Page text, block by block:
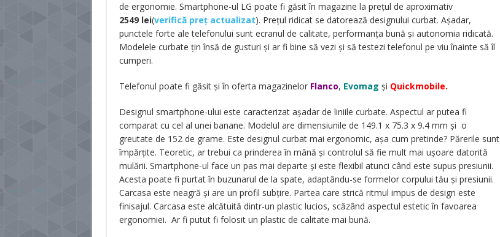
de ergonomie. Smartphone-ul LG poate fi găsit în magazine la prețul de aproximativ
2549 lei(verifică preț actualizat). Prețul ridicat se datorează designului curbat. Așadar,
punctele forte ale telefonului sunt ecranul de calitate, performanța bună și autonomia ridicată.
Modelele curbate țin însă de gusturi și ar fi bine să vezi și să testezi telefonul pe viu înainte să îl
cumperi.
Telefonul poate fi găsit și în oferta magazinelor Flanco, Evomag și Quickmobile.
Designul smartphone-ului este caracterizat așadar de liniile curbate. Aspectul ar putea fi
comparat cu cel al unei banane. Modelul are dimensiunile de 149.1 x 75.3 x 9.4 mm și o
greutate de 152 de grame. Este designul curbat mai ergonomic, așa cum pretinde? Părerile sunt
împărțite. Teoretic, ar trebui ca prinderea în mână și controlul să fie mult mai ușoare datorită
mulării. Smartphone-ul face un pas mai departe și este flexibil atunci când este supus presiunii.
Acesta poate fi purtat în buzunarul de la spate, adaptându-se formelor corpului tău și presiunii.
Carcasa este neagră și are un profil subțire. Partea care strică ritmul impus de design este
finisajul. Carcasa este alcătuită dintr-un plastic lucios, scăzând aspectul estetic în favoarea
ergonomiei. Ar fi putut fi folosit un plastic de calitate mai bună.